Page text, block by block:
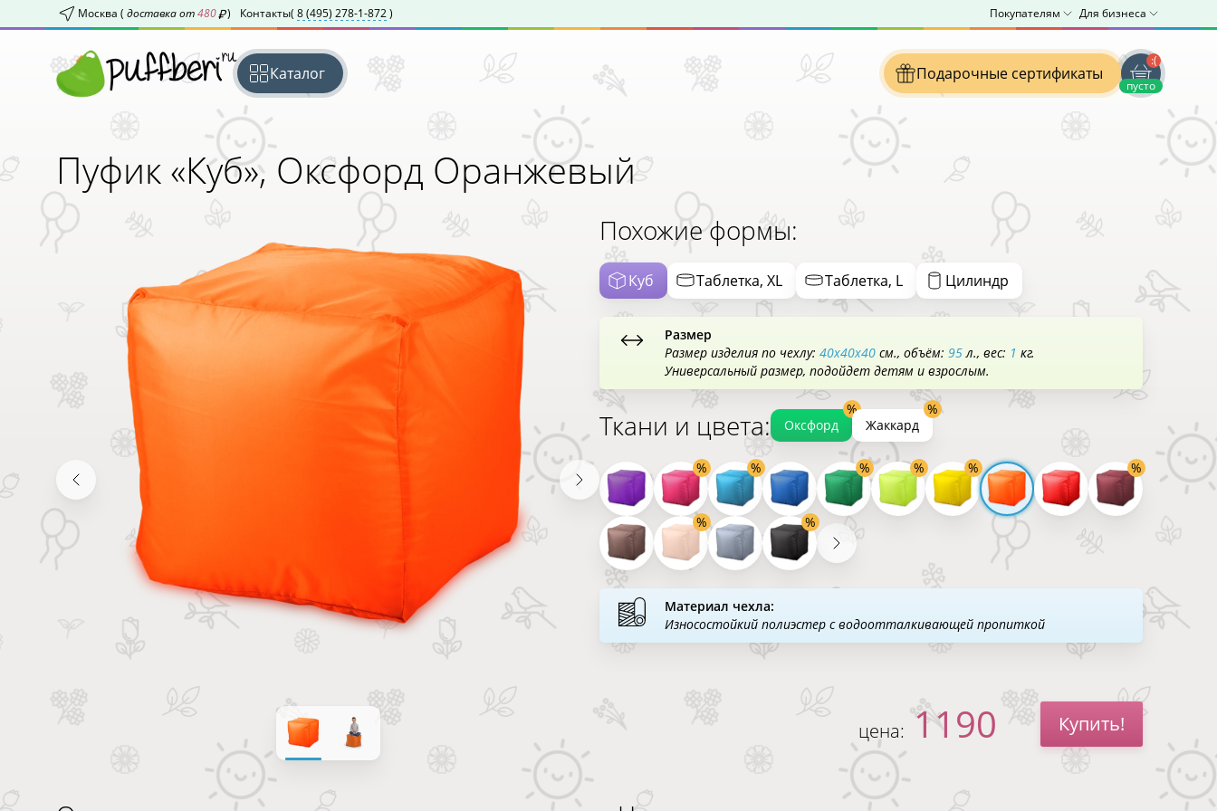
Москва ( доставка от480 ) Контакты( 8 (495) 278-1-872) Покупателям Для бизнеса
Каталог Подарочные сертификаты
:(
пусто
Пуфик «Куб», Оксфорд Оранжевый
Похожие формы:
Куб Таблетка, XL Таблетка, L Цилиндр
Размер
Размер изделия по чехлу: 40x40x40 см. объём: 95л. вес: 1 кг.
Универсальный размер, подойдет детям и взрослым.
Ткани и цвета: Оксфорд Жаккард
Материал чехла:
Износостойкий полиэстер с водоотталкивающей пропиткой
цена: 1190 Купить!